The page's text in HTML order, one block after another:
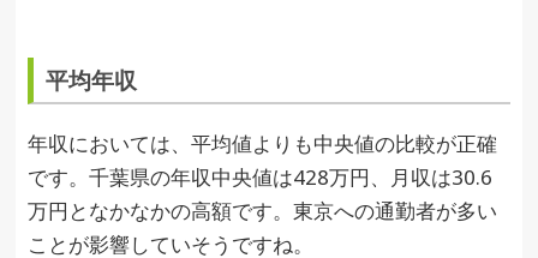
平均年収
年収においては、平均値よりも中央値の比較が正確
です。千葉県の年収中央値は428万円、月収は30.6
万円となかなかの高額です。東京への通勤者が多い
ことが影響していそうですね。